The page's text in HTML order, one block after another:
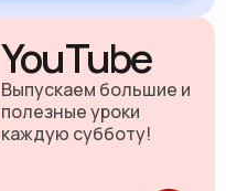
YouTube
Выпускаем большие и
полезные уроки
каждую субботу!